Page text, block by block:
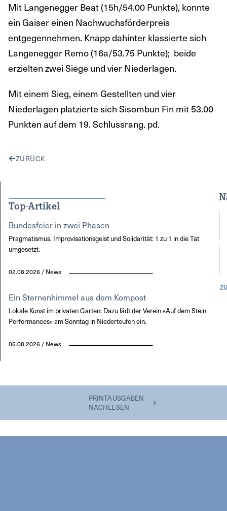
Mit Langenegger Beat (15h/54.00 Punkte), konnte
ein Gaiser einen Nachwuchsförderpreis
entgegennehmen. Knapp dahinter klassierte sich
Langenegger Remo (16a/53.75 Punkte); beide
erzielten zwei Siege und vier Niederlagen.
Mit einem Sieg, einem Gestellten und vier
Niederlagen platzierte sich Sisombun Fin mit 53.00
Punkten auf dem 19. Schlussrang. pd.
ZURÜCK
Top-Artikel
Bundesfeier in zwei Phasen
Pragmatismus, Improvisationsgeist und Solidarität: 1 zu 1 in die Tat
umgesetzt.
02.08.2026 / News
Ein Sternenhimmel aus dem Kompost
Lokale Kunst im privaten Garten: Dazu lädt der Verein «Auf dem Stein
Performances» am Sonntag in Niederteufen ein.
05.08.2026 / News
PRINTAUSGABEN
NACHLESEN